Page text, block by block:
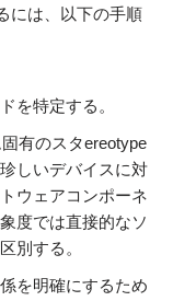
には、以下の手順
を特定する。
有のスタereotype
しいデバイスに対
ウェアコンポーネ
度では直接的なソ
別する。
を明確にするため